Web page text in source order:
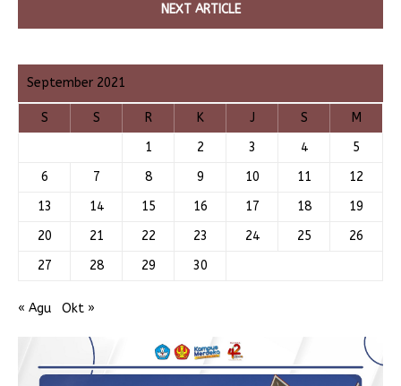
NEXT ARTICLE
September 2021
S S R K J S
M
1
2 3 4
5
6
7 8 9 10 11
12
13
14 15 16 17 18
19
20
21 22 23 24 25
26
27
28 29 30
« Agu Okt »